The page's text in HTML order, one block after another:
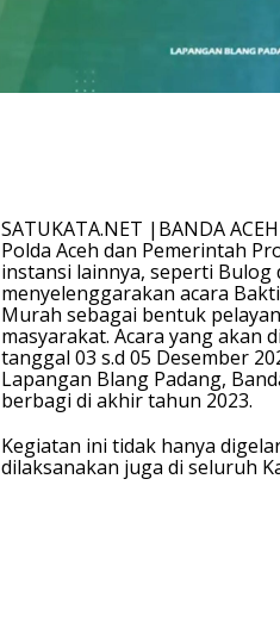
SATUKATA.NET |BANDA
Polda Aceh dan Pemerintah
instansi lainnya, seperti
menyelenggarakan acara
Murah sebagai bentuk
masyarakat. Acara yang akan
tanggal 03 s.d 05 Desember
Lapangan Blang Padang,
berbagi di akhir tahun 2023.
Kegiatan ini tidak hanya
dilaksanakan juga di seluruh